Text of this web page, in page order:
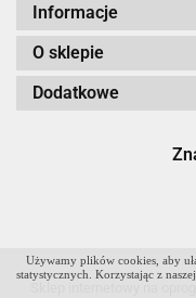
Używamy plików cookies, aby
statystycznych. Korzystając z
Informacje
O sklepie
Dodatkowe
Sklep internetowy na